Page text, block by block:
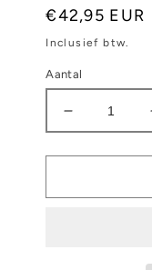
Normale
prijs
€42,95 EUR
Inclusief btw.
Aantal
Aantal
verlagen
voor
Pets